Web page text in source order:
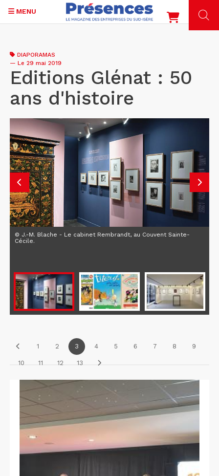
contenu
principal
MENU
DIAPORAMAS
— Le 29 mai 2019
Editions Glénat : 50
ans d'histoire
© J.-M. Blache - Le cabinet Rembrandt, au Couvent Sainte-
Cécile.
1 2 3 4 5 6 7 8 9
10 11 12 13